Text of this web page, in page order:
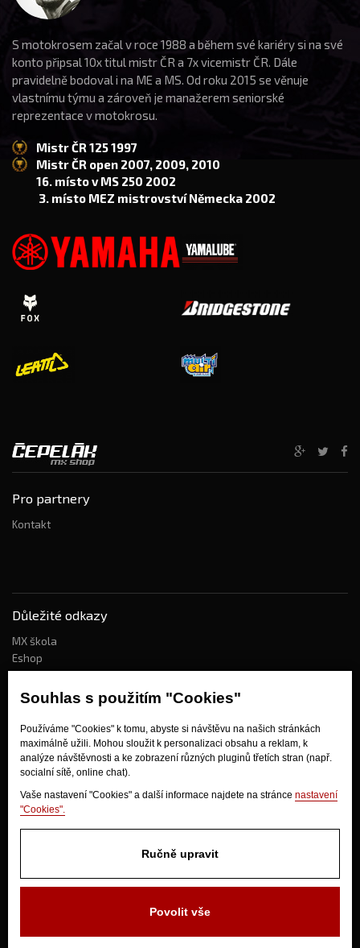
Souhlas s použitím "Cookies"
Používáme "Cookies" k tomu, abyste si návštěvu na našich stránkách
maximálně užili. Mohou sloužit k personalizaci obsahu a reklam, k
analýze návštěvnosti a ke zobrazení různých pluginů třetích stran (např.
socialní sítě, online chat).
Vaše nastavení "Cookies" a další informace najdete na stránce nastavení
"Cookies".
Ručně upravit
Povolit vše
S motokrosem začal v roce 1988 a během své kariéry si na své
konto připsal 10x titul mistr ČR a 7x vicemistr ČR. Dále
pravidelně bodoval i na ME a MS. Od roku 2015 se věnuje
vlastnímu týmu a zároveň je manažerem seniorské
reprezentace v motokrosu.
Mistr ČR 125 1997
Mistr ČR open 2007, 2009, 2010
16. místo v MS 250 2002
3. místo MEZ mistrovství Německa 2002
Pro partnery
Kontakt
Důležité odkazy
MX škola
Eshop
Kdo jsme?
Jak nakupovat?
Obchodní podmínky
Doprava
Odstoupení od kupní smlouvy
280 02 Kolín